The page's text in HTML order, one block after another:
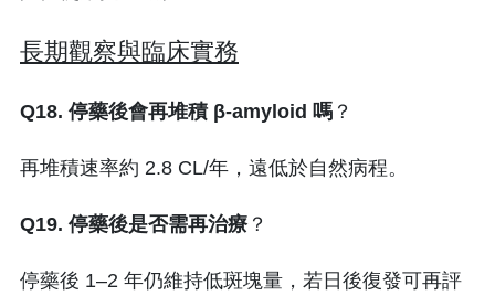
長期觀察與臨床實務
Q18. 停藥後會再堆積 β-amyloid 嗎 ？
再堆積速率約 2.8 CL/年，遠低於自然病程。
Q19. 停藥後是否需再治療 ？
停藥後 1–2 年仍維持低斑塊量，若日後復發可再評